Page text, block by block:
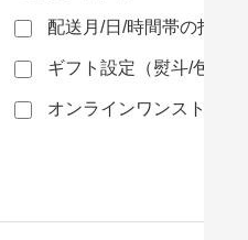
配送月/日/時間帯の指定
ギフト設定（熨斗/包装
オンラインワンストップ